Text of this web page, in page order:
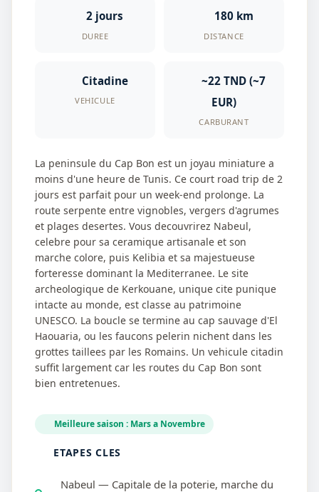
2 jours
DUREE
180 km
DISTANCE
Citadine
VEHICULE
~22 TND (~7
EUR)
CARBURANT
La peninsule du Cap Bon est un joyau miniature a
moins d'une heure de Tunis. Ce court road trip de 2
jours est parfait pour un week-end prolonge. La
route serpente entre vignobles, vergers d'agrumes
et plages desertes. Vous decouvrirez Nabeul,
celebre pour sa ceramique artisanale et son
marche colore, puis Kelibia et sa majestueuse
forteresse dominant la Mediterranee. Le site
archeologique de Kerkouane, unique cite punique
intacte au monde, est classe au patrimoine
UNESCO. La boucle se termine au cap sauvage d'El
Haouaria, ou les faucons pelerin nichent dans les
grottes taillees par les Romains. Un vehicule citadin
suffit largement car les routes du Cap Bon sont
bien entretenues.
Meilleure saison : Mars a Novembre
ETAPES CLES
Nabeul — Capitale de la poterie, marche du